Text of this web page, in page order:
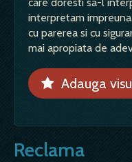
interpretam
cu parerea si cu
mai apropiata de
Adauga
Reclama